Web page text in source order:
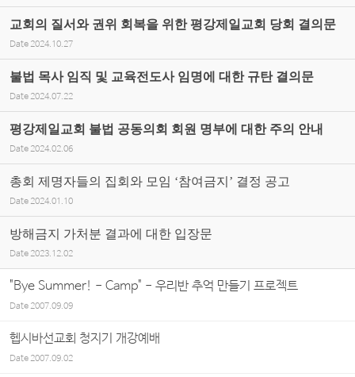
교회의 질서와 권위 회복을 위한 평강제일교회 당회 결의문
Date 2024.10.27
불법 목사 임직 및 교육전도사 임명에 대한 규탄 결의문
Date 2024.07.22
평강제일교회 불법 공동의회 회원 명부에 대한 주의 안내
Date 2024.02.06
총회 제명자들의 집회와 모임 ‘참여금지’ 결정 공고
Date 2024.01.10
방해금지 가처분 결과에 대한 입장문
Date 2023.12.02
"Bye Summer! - Camp" - 우리반 추억 만들기 프로젝트
Date2007.09.09
헵시바선교회 청지기 개강예배
Date2007.09.02